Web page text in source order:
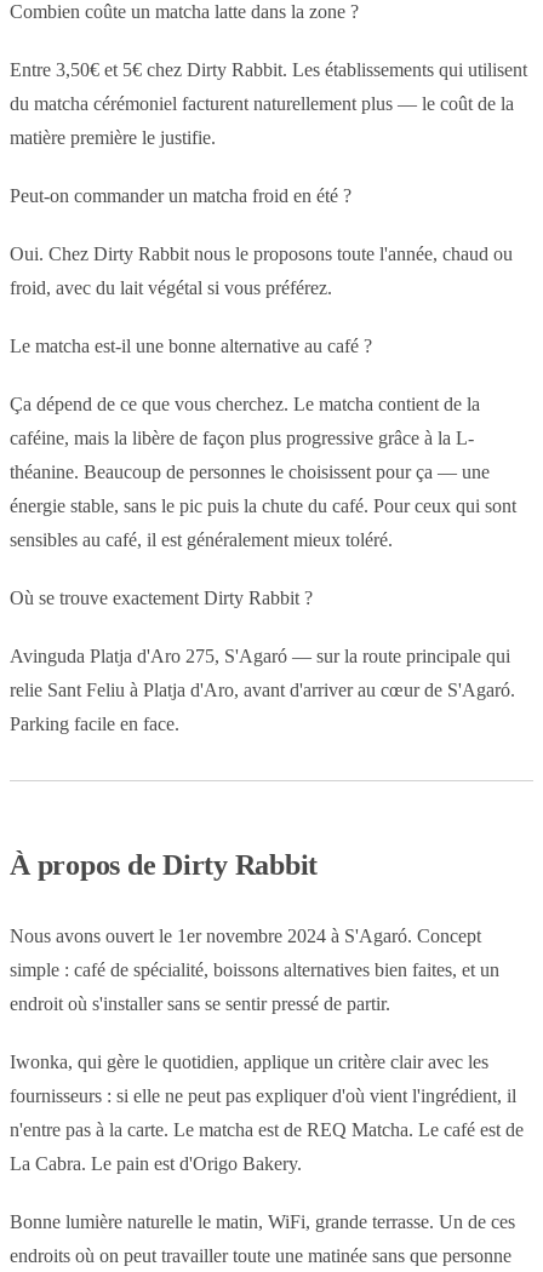
Combien coûte un matcha latte dans la zone ?
Entre 3,50€ et 5€ chez Dirty Rabbit. Les établissements qui utilisent
du matcha cérémoniel facturent naturellement plus — le coût de la
matière première le justifie.
Peut-on commander un matcha froid en été ?
Oui. Chez Dirty Rabbit nous le proposons toute l'année, chaud ou
froid, avec du lait végétal si vous préférez.
Le matcha est-il une bonne alternative au café ?
Ça dépend de ce que vous cherchez. Le matcha contient de la
caféine, mais la libère de façon plus progressive grâce à la L-
théanine. Beaucoup de personnes le choisissent pour ça — une
énergie stable, sans le pic puis la chute du café. Pour ceux qui sont
sensibles au café, il est généralement mieux toléré.
Où se trouve exactement Dirty Rabbit ?
Avinguda Platja d'Aro 275, S'Agaró — sur la route principale qui
relie Sant Feliu à Platja d'Aro, avant d'arriver au cœur de S'Agaró.
Parking facile en face.
À propos de Dirty Rabbit
Nous avons ouvert le 1er novembre 2024 à S'Agaró. Concept
simple : café de spécialité, boissons alternatives bien faites, et un
endroit où s'installer sans se sentir pressé de partir.
Iwonka, qui gère le quotidien, applique un critère clair avec les
fournisseurs : si elle ne peut pas expliquer d'où vient l'ingrédient, il
n'entre pas à la carte. Le matcha est de REQ Matcha. Le café est de
La Cabra. Le pain est d'Origo Bakery.
Bonne lumière naturelle le matin, WiFi, grande terrasse. Un de ces
endroits où on peut travailler toute une matinée sans que personne